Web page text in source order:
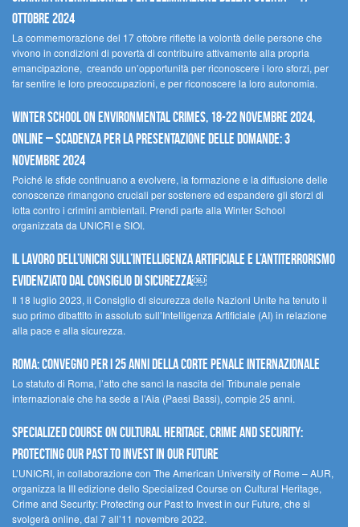
ottobre 2024
La commemorazione del 17 ottobre riflette la volontà delle persone che
vivono in condizioni di povertà di contribuire attivamente alla propria
emancipazione, creando un’opportunità per riconoscere i loro sforzi, per
far sentire le loro preoccupazioni, e per riconoscere la loro autonomia.
Winter School on Environmental Crimes, 18-22 novembre 2024,
Online – Scadenza per la presentazione delle domande: 3
novembre 2024
Poiché le sfide continuano a evolvere, la formazione e la diffusione delle
conoscenze rimangono cruciali per sostenere ed espandere gli sforzi di
lotta contro i crimini ambientali. Prendi parte alla Winter School
organizzata da UNICRI e SIOI.
Il lavoro dell’UNICRI sull’intelligenza artificiale e l’antiterrorismo
evidenziato dal Consiglio di Sicurezza￼
Il 18 luglio 2023, il Consiglio di sicurezza delle Nazioni Unite ha tenuto il
suo primo dibattito in assoluto sull’Intelligenza Artificiale (AI) in relazione
alla pace e alla sicurezza.
Roma: convegno per i 25 anni della Corte penale internazionale
Lo statuto di Roma, l’atto che sancì la nascita del Tribunale penale
internazionale che ha sede a l’Aia (Paesi Bassi), compie 25 anni.
Specialized Course on Cultural Heritage, Crime and Security:
Protecting our Past to Invest in our Future
L’UNICRI, in collaborazione con The American University of Rome – AUR,
organizza la III edizione dello Specialized Course on Cultural Heritage,
Crime and Security: Protecting our Past to Invest in our Future, che si
svolgerà online, dal 7 all’11 novembre 2022.